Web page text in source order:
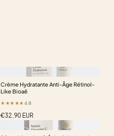
Crème Hydratante Anti-Âge Rétinol-
Like Bioaē
4.8
Prix
habituel
€32,90 EUR